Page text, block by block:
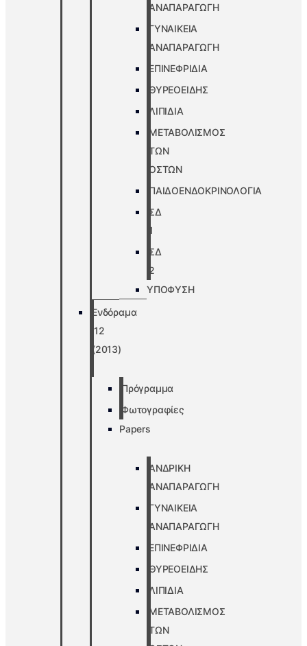
ΑΝΑΠΑΡΑΓΩΓΗ
ΓΥΝΑΙΚΕΙΑ
ΑΝΑΠΑΡΑΓΩΓΗ
ΕΠΙΝΕΦΡΙΔΙΑ
ΘΥΡΕΟΕΙΔΗΣ
ΛΙΠΙΔΙΑ
ΜΕΤΑΒΟΛΙΣΜΟΣ
ΤΩΝ
ΟΣΤΩΝ
ΠΑΙΔΟΕΝΔΟΚΡΙΝΟΛΟΓΙΑ
ΣΔ
1
ΣΔ
2
ΥΠΟΦΥΣΗ
Ενδόραμα
’12
(2013)
Πρόγραμμα
Φωτογραφίες
Papers
ΑΝΔΡΙΚΗ
ΑΝΑΠΑΡΑΓΩΓΗ
ΓΥΝΑΙΚΕΙΑ
ΑΝΑΠΑΡΑΓΩΓΗ
ΕΠΙΝΕΦΡΙΔΙΑ
ΘΥΡΕΟΕΙΔΗΣ
ΛΙΠΙΔΙΑ
ΜΕΤΑΒΟΛΙΣΜΟΣ
ΤΩΝ